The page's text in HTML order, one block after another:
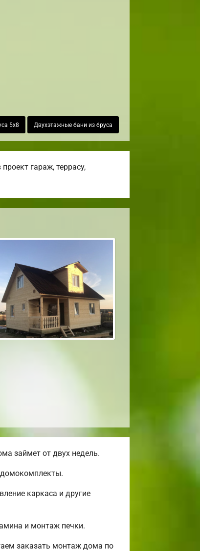
5х8 Двухэтажные бани из бруса
гараж, террасу,
займет от двух недель.
домокомплекты.
каркаса и другие
и монтаж печки.
заказать монтаж дома по